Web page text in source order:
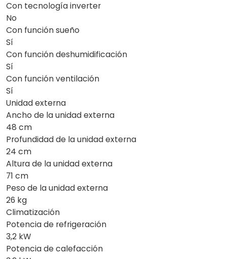
Con tecnología inverter
No
Con función sueño
Sí
Con función deshumidificación
Sí
Con función ventilación
Sí
Unidad externa
Ancho de la unidad externa
48 cm
Profundidad de la unidad externa
24 cm
Altura de la unidad externa
71 cm
Peso de la unidad externa
26 kg
Climatización
Potencia de refrigeración
3,2 kW
Potencia de calefacción